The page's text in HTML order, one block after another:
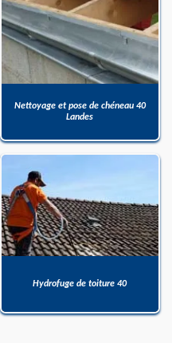
Nettoyage et pose de chéneau 40
Landes
Hydrofuge de toiture 40